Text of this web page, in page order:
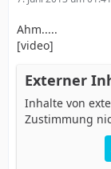
Ahm.....
[video]
Externer
Inhalte von
Zustimmung